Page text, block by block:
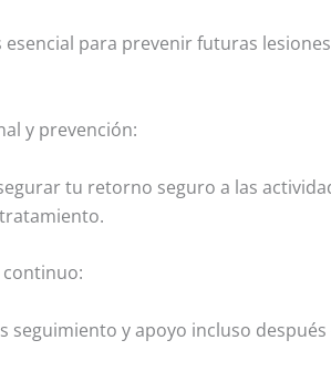
para prevenir futuras
y prevención:
tu retorno seguro a las
continuo:
seguimiento y apoyo incluso